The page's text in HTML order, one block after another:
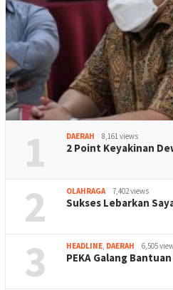
1 DAERAH 8,161 views
2 Point Keyakinan
2 OLAHRAGA 7,402 views
Sukses Lebarkan
3 HEADLINE, DAERAH 6,505
PEKA Galang